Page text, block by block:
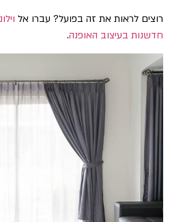
רוצים לראות את זה בפועל? עברו אל
חדשנות בעיצוב האופנה.